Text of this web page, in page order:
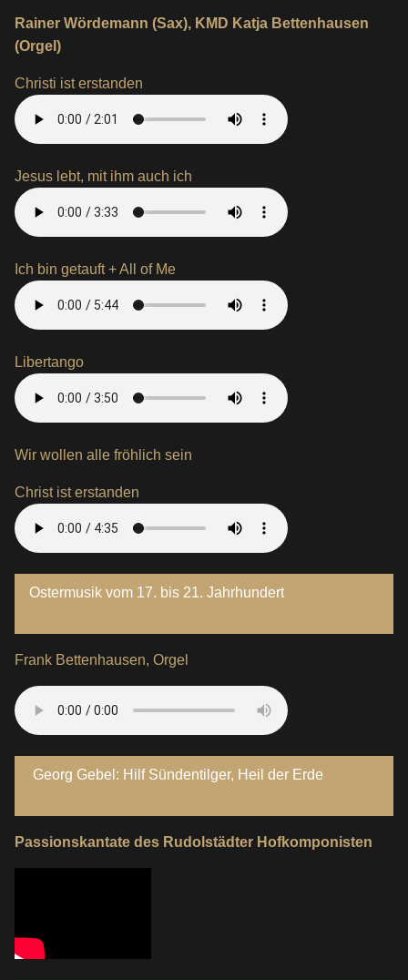
Rainer Wördemann (Sax), KMD Katja Bettenhausen
(Orgel)
Christi ist erstanden
Jesus lebt, mit ihm auch ich
Ich bin getauft + All of Me
Libertango
Wir wollen alle fröhlich sein
Christ ist erstanden
Ostermusik vom 17. bis 21. Jahrhundert
Frank Bettenhausen, Orgel
Georg Gebel: Hilf Sündentilger, Heil der Erde
Passionskantate des Rudolstädter Hofkomponisten